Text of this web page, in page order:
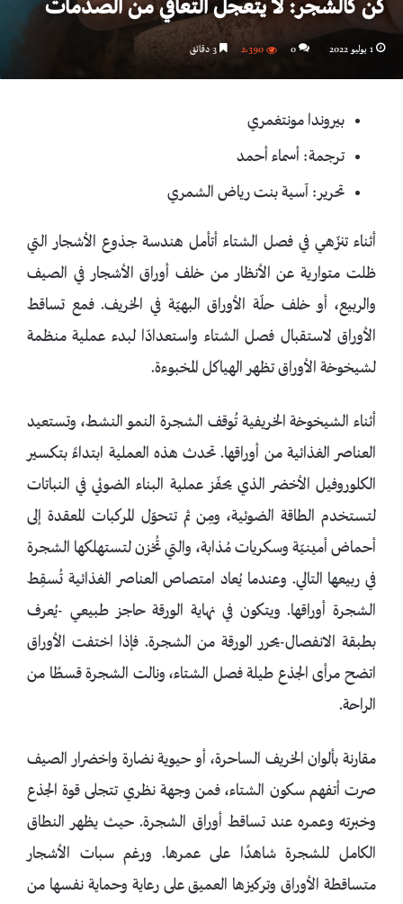
كن كالشجر: لا يتعجل التعافي من الصدمات
1 يوليو 2022 0 2٬390
بيروندا مونتغمري
ترجمة: أسماء أحمد
تحرير: آسية بنت رياض الشمري
أثناء تنزّهي في فصل الشتاء أتأمل هندسة جذوع الأشجار التي
ظلت متوارية عن الأنظار من خلف أوراق الأشجار في الصيف
والربيع، أو خلف حلّة الأوراق البهيّة في الخريف. فمع تساقط
الأوراق لاستقبال فصل الشتاء واستعدادّا لبدء عملية منظمة
لشيخوخة الأوراق تظهر الهياكل المخبوءة.
أثناء الشيخوخة الخريفية تُوقف الشجرة النمو النشط، وتستعيد
العناصر الغذائية من أوراقها. تحدث هذه العملية ابتداءً بتكسير
الكلوروفيل الأخضر الذي يحفّز عملية البناء الضوئي في النباتات
لتستخدم الطاقة الضوئية، ومِن ثم تتحوّل المركبات المعقدة إلى
أحماض أمينيّة وسكريات مُذابة، والتي تُخزن لتستهلكها الشجرة
في ربيعها التالي. وعندما يُعاد امتصاص العناصر الغذائية تُسقِط
الشجرة أوراقها. ويتكون في نهاية الورقة حاجز طبيعي -يُعرف
بطبقة الانفصال-يحرر الورقة من الشجرة. فإذا اختفت الأوراق
اتضح مرأى الجذع طيلة فصل الشتاء، ونالت الشجرة قسطًا من
الراحة.
مقارنة بألوان الخريف الساحرة، أو حيوية نضارة واخضرار الصيف
صرت أتفهم سكون الشتاء، فمن وجهة نظري تتجلى قوة الجذع
وخبرته وعمره عند تساقط أوراق الشجرة. حيث يظهر النطاق
الكامل للشجرة شاهدًا على عمرها. ورغم سبات الأشجار
متساقطة الأوراق وتركيزها العميق على رعاية وحماية نفسها من